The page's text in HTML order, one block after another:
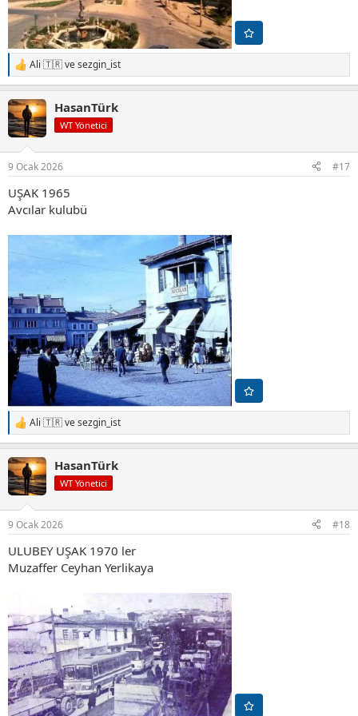
T
e
k
i
l
Ali 🇹🇷vesezgin_ist
HasanTürk
WT Yönetici
9 Ocak 2026 #17
UŞAK 1965
Avcılar kulubü
T
e
k
i
l
Ali 🇹🇷vesezgin_ist
HasanTürk
WT Yönetici
9 Ocak 2026 #18
ULUBEY UŞAK 1970 ler
Muzaffer Ceyhan Yerlikaya